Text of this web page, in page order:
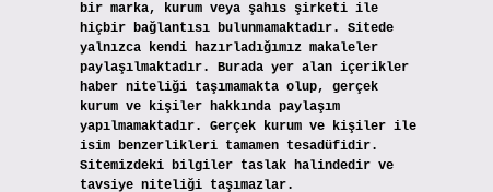
bir marka, kurum veya şahıs şirketi ile
hiçbir bağlantısı bulunmamaktadır. Sitede
yalnızca kendi hazırladığımız makaleler
paylaşılmaktadır. Burada yer alan içerikler
haber niteliği taşımamakta olup, gerçek
kurum ve kişiler hakkında paylaşım
yapılmamaktadır. Gerçek kurum ve kişiler ile
isim benzerlikleri tamamen tesadüfidir.
Sitemizdeki bilgiler taslak halindedir ve
tavsiye niteliği taşımazlar.